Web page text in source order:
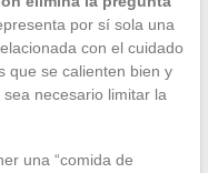
por sí sola una
con el cuidado
que se calienten bien y
necesario limitar la
una “comida de